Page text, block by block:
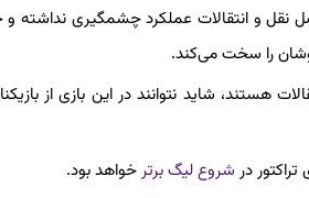
نقل و انتقالات عملکرد چشمگیری نداشته و
را سخت می‌کند.
هستند، شاید نتوانند در این بازی از
در شروع لیگ برترخواهد بود.